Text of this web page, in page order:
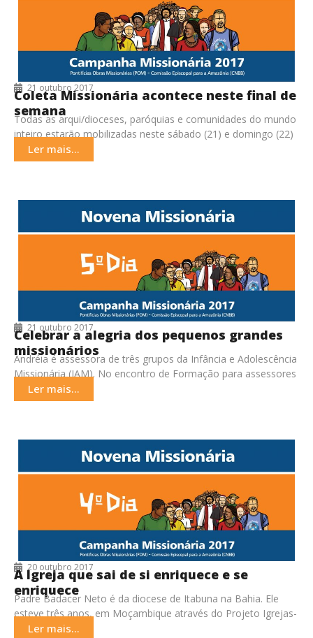
21 outubro 2017
Coleta Missionária acontece neste final de
semana
Todas as arqui/dioceses, paróquias e comunidades do mundo
inteiro estarão mobilizadas neste sábado (21) e domingo (22)
ocasião do dia Mundial das Missões, em
Ler mais...
21 outubro 2017
Celebrar a alegria dos pequenos grandes
missionários
Andréia é assessora de três grupos da Infância e Adolescência
Missionária (IAM). No encontro de Formação para assessores
e assessoras ela tem partilhado suas
Ler mais...
20 outubro 2017
A Igreja que sai de si enriquece e se
enriquece
Padre Badacer Neto é da diocese de Itabuna na Bahia. Ele
esteve três anos, em Moçambique através do Projeto Igrejas-
irmãs do Rio Grande do
Ler mais...